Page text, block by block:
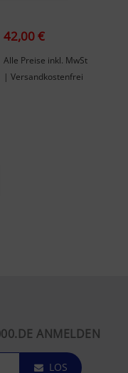
42,00 €
Alle Preise inkl. MwSt
| Versandkostenfrei
ANMELDEN
LOS